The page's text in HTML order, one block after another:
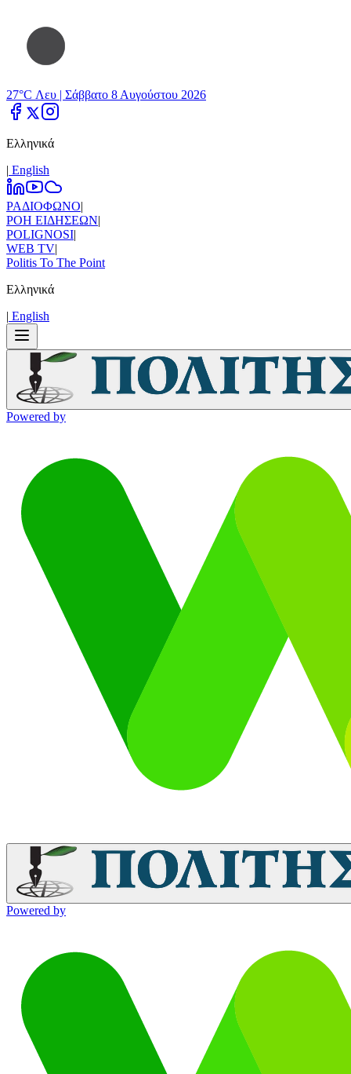
27°C Λευ | Σάββατο 8 Αυγούστου 2026
Ελληνικά
| Εnglish
ΡΑΔΙΟΦΩΝΟ|
ΡΟΗ ΕΙΔΗΣΕΩΝ|
POLIGNOSI|
WEB TV|
Politis To The Point
Ελληνικά
| Εnglish
Powered by
Powered by